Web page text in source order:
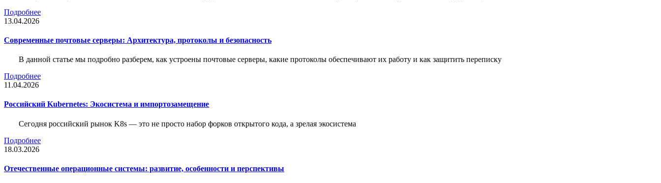
Подробнее
13.04.2026
Современные почтовые серверы: Архитектура, протоколы и безопасность
В данной статье мы подробно разберем, как устроены почтовые серверы, какие протоколы обеспечивают их работу и как защитить переписку
Подробнее
11.04.2026
Российский Kubernetes: Экосистема и импортозамещение
Сегодня российский рынок K8s — это не просто набор форков открытого кода, а зрелая экосистема
Подробнее
18.03.2026
Отечественные операционные системы: развитие, особенности и перспективы